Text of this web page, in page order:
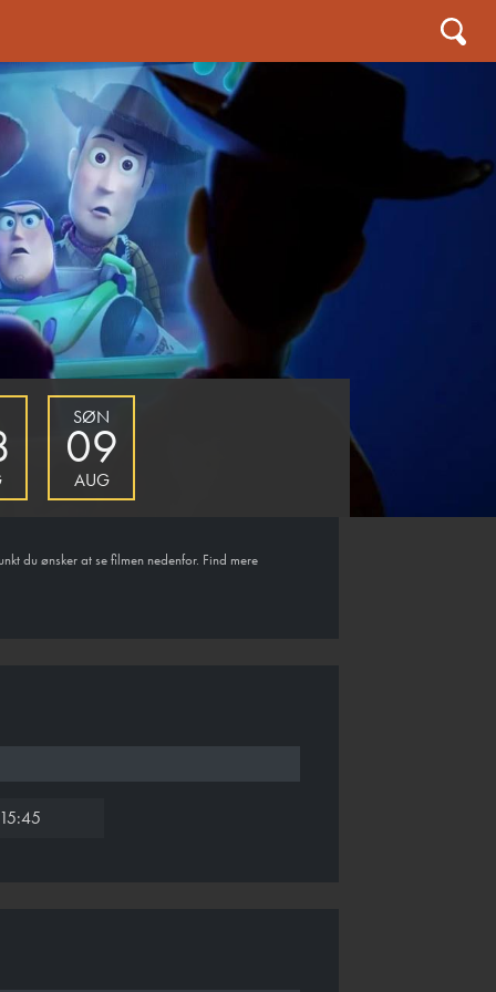
SØN
09
AUG
du ønsker at se filmen nedenfor. Find mere
15:45